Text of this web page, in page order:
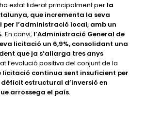
estat liderat principalment per la
que incrementa la seva
per l’administració local, amb un
. En canvi, l’Administració General de
licitació un 6,9%, consolidant una
que ja s’allarga tres anys
l’evolució positiva del conjunt de la
licitació continua sent insuficient per
estructural d’inversió en
arrossega el país.